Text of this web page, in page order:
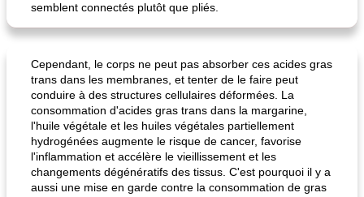
semblent connectés plutôt que pliés.
Cependant, le corps ne peut pas absorber ces acides gras
trans dans les membranes, et tenter de le faire peut
conduire à des structures cellulaires déformées. La
consommation d'acides gras trans dans la margarine,
l'huile végétale et les huiles végétales partiellement
hydrogénées augmente le risque de cancer, favorise
l'inflammation et accélère le vieillissement et les
changements dégénératifs des tissus. C'est pourquoi il y a
aussi une mise en garde contre la consommation de gras